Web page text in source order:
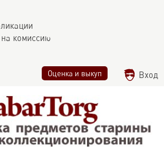
комиссию
Оценка и выкуп Вход